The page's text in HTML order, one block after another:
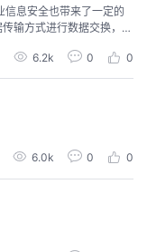
信息安全也带来了一定的
输方式进行数据交换，因
，浏览器会与承载该网
（超文本传输协议）提供
器之间来回发送的任何数
6.2k 0 0
6.0k 0 0